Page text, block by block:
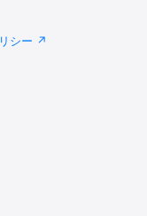
シー